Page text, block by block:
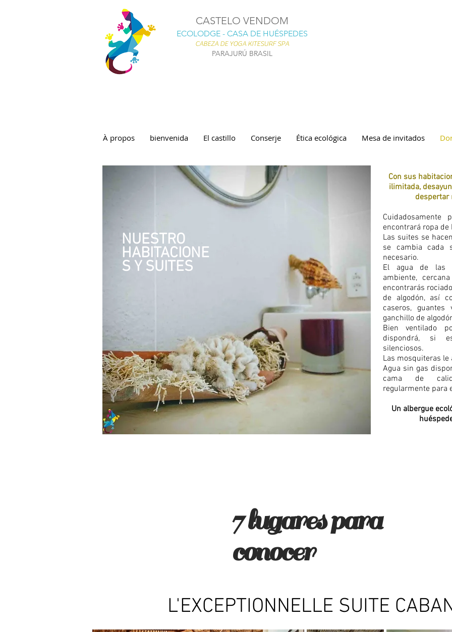
CASTELO VENDOM
ECOLODGE - CASA DE HUÉSPEDES
CABEZA DE YOGA KITESURF SPA
PARAJURÚ BRASIL
À propos bienvenida El castillo Conserje Ética ecológica Mesa de invitados
NUESTRO
HABITACIONE
S Y SUITES
Con sus
ilimitada,
despertar
Cuidadosamente
encontrará ropa de
Las suites se
se cambia cada
necesario.
El agua de las
ambiente,
encontrarás
de algodón, así
caseros, guantes
ganchillo de
Bien ventilado
dispondrá, si
silenciosos.
Las mosquiteras
Agua sin gas
cama de
regularmente para
Un albergue
7 lugares para
conocer
L'EXCEPTIONNELLE SUITE